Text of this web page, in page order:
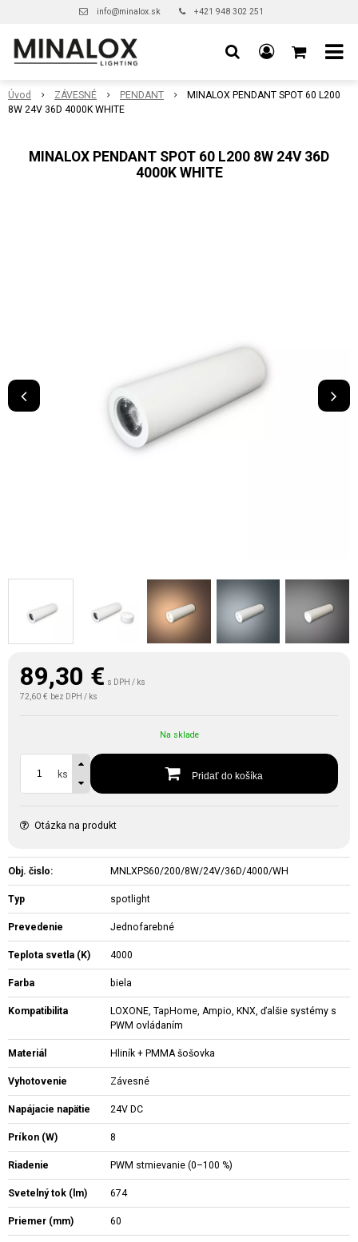
info@minalox.sk +421 948 302 251
Úvod ZÁVESNÉ PENDANT
MINALOX PENDANT SPOT 60 L200
8W 24V 36D 4000K WHITE
MINALOX PENDANT SPOT 60 L200 8W 24V 36D
4000K WHITE
89,30 € s DPH / ks
72,60 € bez DPH / ks
Na sklade
ks Pridať do košíka
Otázka na produkt
Obj. čislo: MNLXPS60/200/8W/24V/36D/4000/WH
Typ spotlight
Prevedenie Jednofarebné
Teplota svetla (K) 4000
Farba biela
Kompatibilita
LOXONE, TapHome, Ampio, KNX, ďalšie systémy s
PWM ovládaním
Materiál Hliník + PMMA šošovka
Vyhotovenie Závesné
Napájacie napätie 24V DC
Príkon (W) 8
Riadenie PWM stmievanie (0–100 %)
Svetelný tok (lm) 674
Priemer (mm) 60